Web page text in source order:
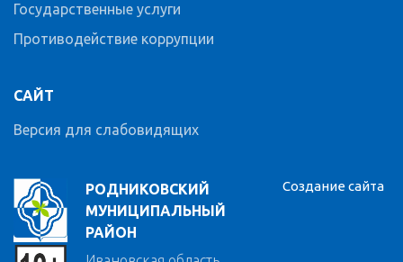
РОДНИКОВСКИЙ
МУНИЦИПАЛЬНЫЙ
РАЙОН
Государственные услуги
Противодействие коррупции
САЙТ
Версия для слабовидящих
Создание сайта